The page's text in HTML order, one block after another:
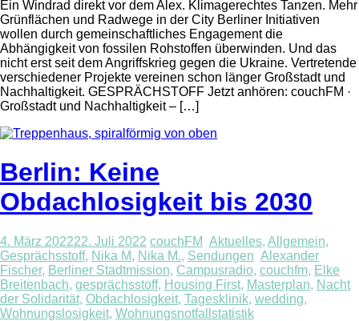
Ein Windrad direkt vor dem Alex. Klimagerechtes Tanzen. Mehr
Grünflächen und Radwege in der City Berliner Initiativen
wollen durch gemeinschaftliches Engagement die
Abhängigkeit von fossilen Rohstoffen überwinden. Und das
nicht erst seit dem Angriffskrieg gegen die Ukraine. Vertretende
verschiedener Projekte vereinen schon länger Großstadt und
Nachhaltigkeit. GESPRÄCHSTOFF Jetzt anhören: couchFM ·
Großstadt und Nachhaltigkeit – […]
Berlin: Keine
Obdachlosigkeit bis 2030
4. März 202222. Juli 2022 couchFM Aktuelles, Allgemein,
Gesprächsstoff, Nika M, Nika M., Sendungen Alexander
Fischer, Berliner Stadtmission, Campusradio, couchfm, Elke
Breitenbach, gesprächsstoff, Housing First, Masterplan, Nacht
der Solidarität, Obdachlosigkeit, Tagesklinik, wedding,
Wohnungslosigkeit, Wohnungsnotfallstatistik